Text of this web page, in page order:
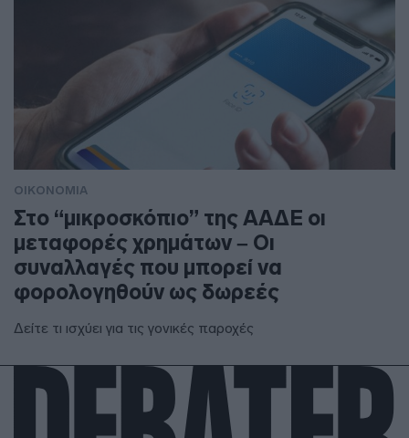
ΟΙΚΟΝΟΜΙΑ
Στο “μικροσκόπιο” της ΑΑΔΕ οι
μεταφορές χρημάτων – Οι
συναλλαγές που μπορεί να
φορολογηθούν ως δωρεές
Δείτε τι ισχύει για τις γονικές παροχές